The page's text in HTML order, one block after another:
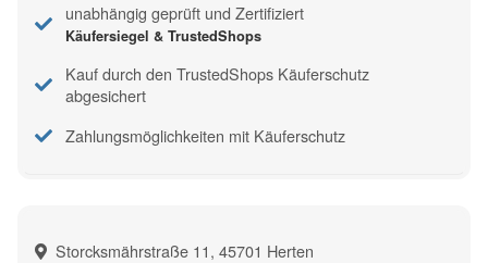
Storcksmährstraße 11, 45701 Herten
unabhängig geprüft und Zertifiziert
Käufersiegel & TrustedShops
Kauf durch den TrustedShops Käuferschutz
abgesichert
Zahlungsmöglichkeiten mit Käuferschutz